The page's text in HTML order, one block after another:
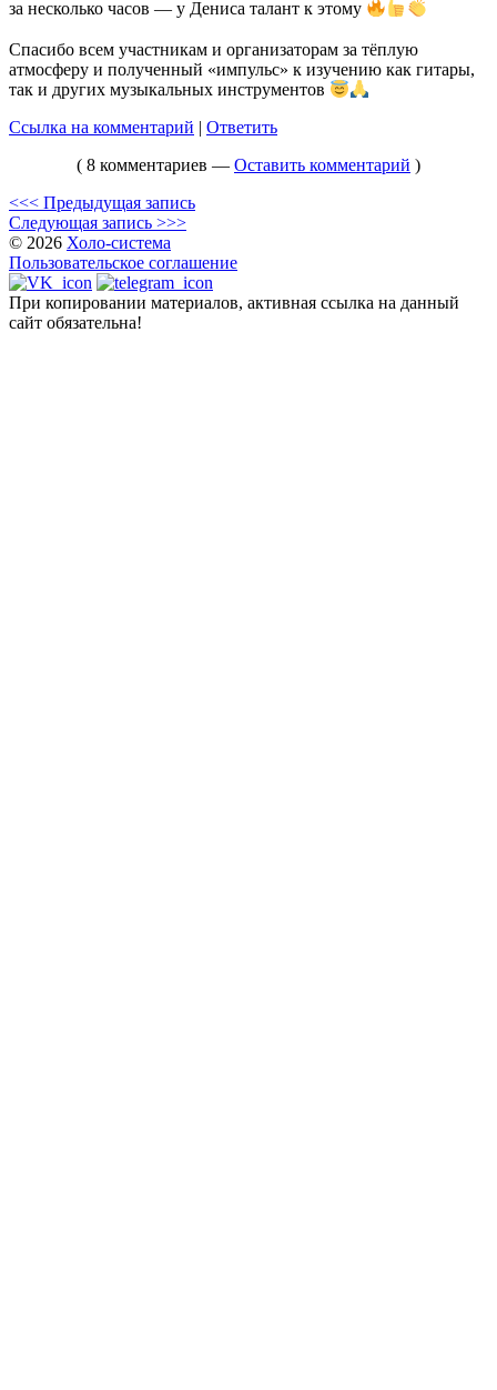
за несколько часов — у Дениса талант к этому
Спасибо всем участникам и организаторам за тёплую
атмосферу и полученный «импульс» к изучению как гитары,
так и других музыкальных инструментов
Ссылка на комментарий | Ответить
( 8 комментариев — Оставить комментарий )
<<< Предыдущая запись
Следующая запись >>>
© 2026 Холо-система
Пользовательское соглашение
При копировании материалов, активная ссылка на данный
сайт обязательна!